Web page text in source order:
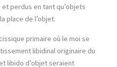
perdus en tant qu’objets
place de l’objet.
primaire où le moi se
libidinal originaire du
libido d’objet seraient